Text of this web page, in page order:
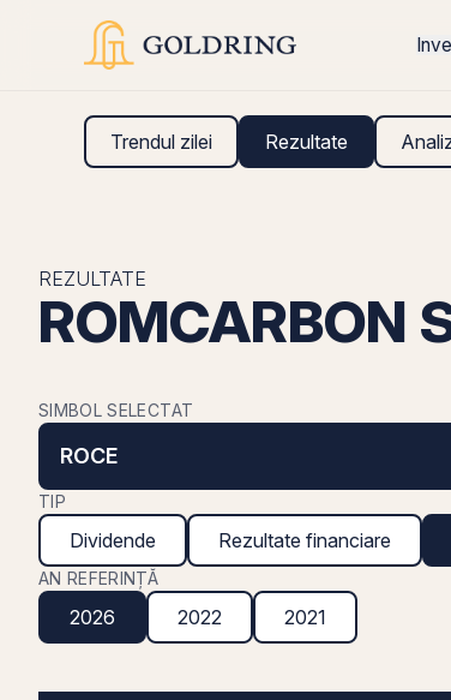
Trendul zilei Rezultate
REZULTATE
ROMCARBON
SIMBOL SELECTAT
ROCE
TIP
Dividende Rezultate financiare
AN REFERINȚĂ
2026 2022 2021